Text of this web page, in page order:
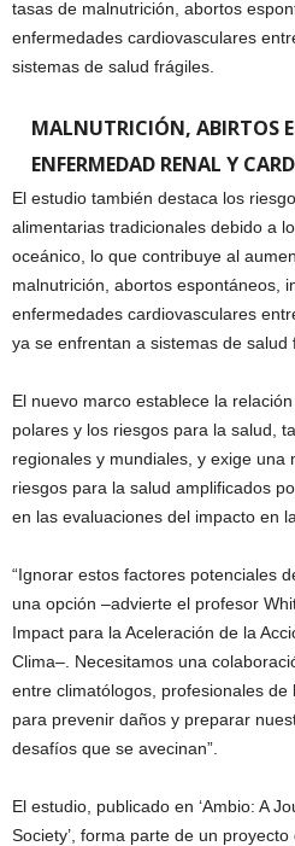
tasas de malnutrición, abortos
enfermedades cardiovasculares
sistemas de salud frágiles.
MALNUTRICIÓN, ABIRTOS
ENFERMEDAD RENAL Y
El estudio también destaca los
alimentarias tradicionales debido a
oceánico, lo que contribuye al
malnutrición, abortos espontáneos,
enfermedades cardiovasculares
ya se enfrentan a sistemas de salud
El nuevo marco establece la
polares y los riesgos para la salud,
regionales y mundiales, y exige una
riesgos para la salud amplificados
en las evaluaciones del impacto en
“Ignorar estos factores potenciales
una opción –advierte el profesor
Impact para la Aceleración de la
Clima–. Necesitamos una
entre climatólogos, profesionales
para prevenir daños y preparar
desafíos que se avecinan”.
El estudio, publicado en ‘Ambio: A
Society’, forma parte de un